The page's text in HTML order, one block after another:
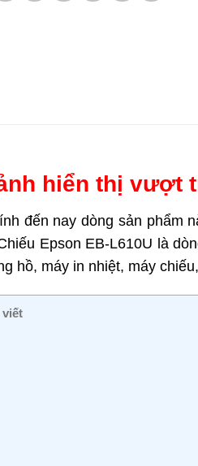
hiển thị vượt
đến nay dòng sản phẩm
Epson EB-L610U là
hồ, máy in nhiệt, máy
viết